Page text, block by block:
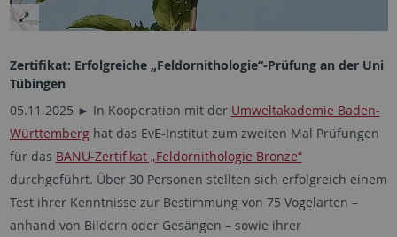
Zertifikat: Erfolgreiche „Feldornithologie“-Prüfung an der Uni
Tübingen
05.11.2025 ► In Kooperation mit der Umweltakademie Baden-
Württemberghat das EvE-Institut zum zweiten Mal Prüfungen
für das BANU-Zertifikat „Feldornithologie Bronze“
durchgeführt. Über 30 Personen stellten sich erfolgreich einem
Test ihrer Kenntnisse zur Bestimmung von 75 Vogelarten –
anhand von Bildern oder Gesängen – sowie ihrer